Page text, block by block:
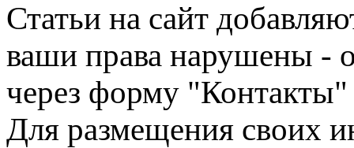
Статьи на сайт
ваши права нарушены -
через форму "Контакты"
Для размещения своих